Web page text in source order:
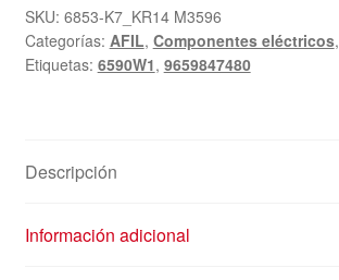
Peugeot
9659847480
603.014
SKU: 6853-K7_KR14 M3596
Categorías: AFIL, Componentes eléctricos,
Etiquetas: 6590W1, 9659847480
Descripción
Información adicional